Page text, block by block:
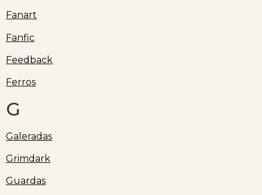
Fanart
Fanfic
Feedback
Ferros
G
Galeradas
Grimdark
Guardas